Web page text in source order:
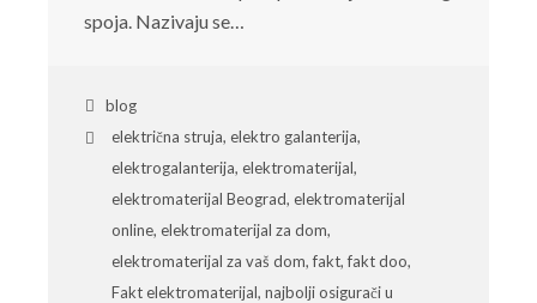
spoja. Nazivaju se…
blog
električna struja, elektro galanterija,
elektrogalanterija, elektromaterijal,
elektromaterijal Beograd, elektromaterijal
online, elektromaterijal za dom,
elektromaterijal za vaš dom,fakt,fakt doo,
Fakt elektromaterijal, najbolji osigurači u